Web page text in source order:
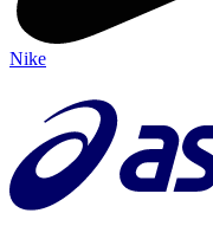
Nike